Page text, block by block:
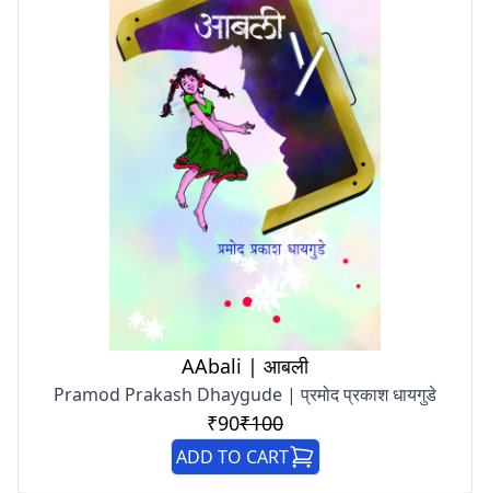
AAbali | आबली
Pramod Prakash Dhaygude | प्रमोद प्रकाश धायगुडे
₹90₹100
ADD TO CART